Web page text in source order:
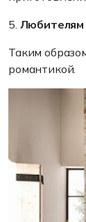
5. Любителям
Таким
романтикой.